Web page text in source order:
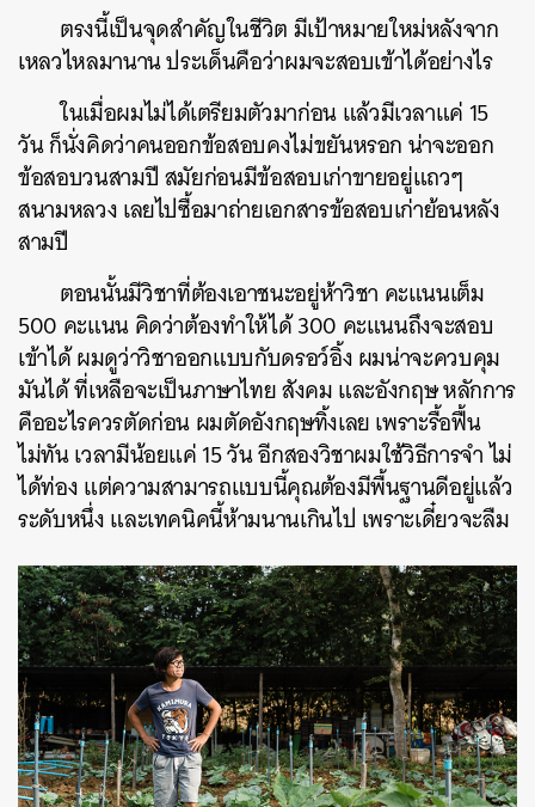
ตรงนี้เป็นจุดสำคัญในชีวิต มีเป้าหมายใหม่หลังจาก
เหลวไหลมานาน ประเด็นคือว่าผมจะสอบเข้าได้อย่างไร
ในเมื่อผมไม่ได้เตรียมตัวมาก่อน แล้วมีเวลาแค่ 15
วัน ก็นั่งคิดว่าคนออกข้อสอบคงไม่ขยันหรอก น่าจะออก
ข้อสอบวนสามปี สมัยก่อนมีข้อสอบเก่าขายอยู่แถวๆ
สนามหลวง เลยไปซื้อมาถ่ายเอกสารข้อสอบเก่าย้อนหลัง
สามปี
ตอนนั้นมีวิชาที่ต้องเอาชนะอยู่ห้าวิชา คะแนนเต็ม
500 คะแนน คิดว่าต้องทำให้ได้ 300 คะแนนถึงจะสอบ
เข้าได้ ผมดูว่าวิชาออกแบบกับดรอว์อิ้ง ผมน่าจะควบคุม
มันได้ ที่เหลือจะเป็นภาษาไทย สังคม และอังกฤษ หลักการ
คืออะไรควรตัดก่อน ผมตัดอังกฤษทิ้งเลย เพราะรื้อฟื้น
ไม่ทัน เวลามีน้อยแค่ 15 วัน อีกสองวิชาผมใช้วิธีการจำ ไม่
ได้ท่อง แต่ความสามารถแบบนี้คุณต้องมีพื้นฐานดีอยู่แล้ว
ระดับหนึ่ง และเทคนิคนี้ห้ามนานเกินไป เพราะเดี๋ยวจะลืม